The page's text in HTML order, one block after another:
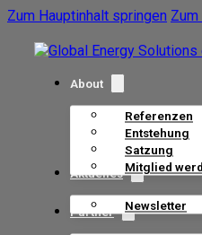
Zum Hauptinhalt springen
About
Referenzen
Entstehung
Satzung
Mitglied
Aktuelles
Newsletter
Partner